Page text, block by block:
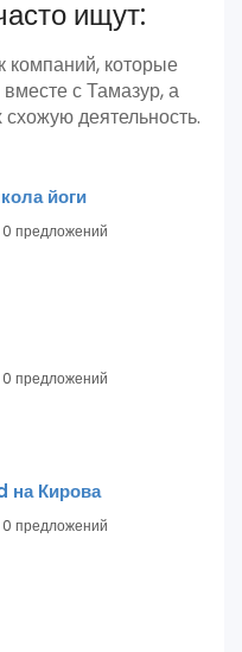
ищут:
компаний, которые
с Тамазур, а
деятельность.
йоги
0 предложений
0 предложений
Кирова
0 предложений